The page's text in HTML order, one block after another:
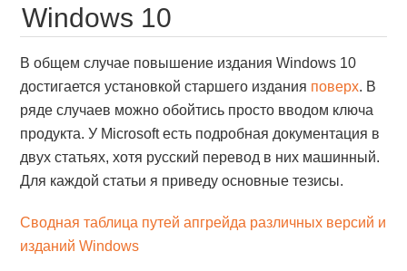
Windows 10
В общем случае повышение издания Windows 10
достигается установкой старшего издания поверх. В
ряде случаев можно обойтись просто вводом ключа
продукта. У Microsoft есть подробная документация в
двух статьях, хотя русский перевод в них машинный.
Для каждой статьи я приведу основные тезисы.
Сводная таблица путей апгрейда различных версий и
изданий Windows